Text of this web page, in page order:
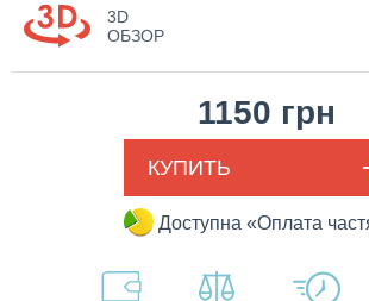
3D
ОБЗОР
1150 грн
КУПИТЬ
Доступна «Оплата